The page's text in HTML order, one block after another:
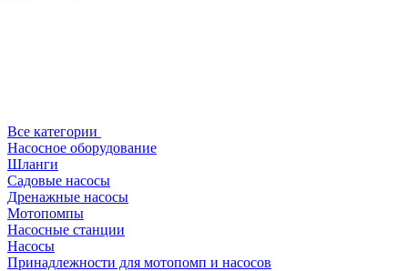
Все категории
Насосное оборудование
Шланги
Садовые насосы
Дренажные насосы
Мотопомпы
Насосные станции
Насосы
Принадлежности для мотопомп и насосов